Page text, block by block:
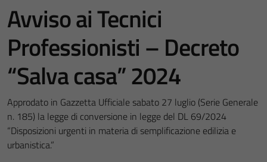
Avviso ai Tecnici
Professionisti – Decreto
“Salva casa” 2024
Approdato in Gazzetta Ufficiale sabato 27 luglio (Serie Generale
n. 185) la legge di conversione in legge del DL 69/2024
“Disposizioni urgenti in materia di semplificazione edilizia e
urbanistica.”